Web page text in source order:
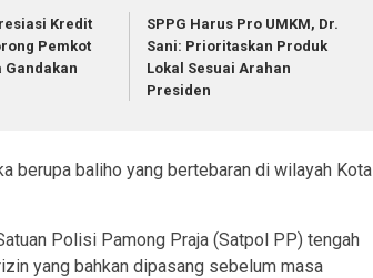
Kredit
Pemkot
Gandakan
SPPG Harus Pro UMKM, Dr.
Sani: Prioritaskan Produk
Lokal Sesuai Arahan
Presiden
berupa baliho yang bertebaran di wilayah Kota
Polisi Pamong Praja (Satpol PP) tengah
yang bahkan dipasang sebelum masa